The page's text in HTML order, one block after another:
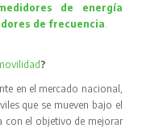
de energía
de frecuencia
?
en el mercado nacional,
que se mueven bajo el
con el objetivo de mejorar